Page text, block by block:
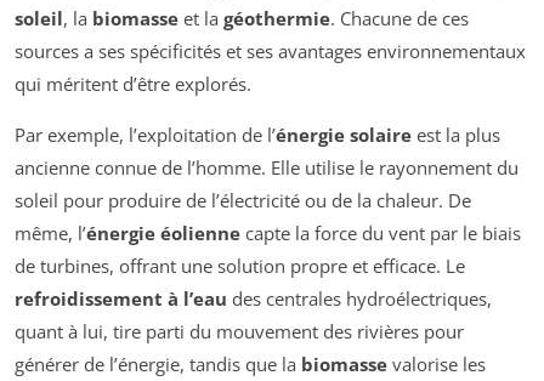
soleil, la biomasse et la géothermie. Chacune de ces
sources a ses spécificités et ses avantages environnementaux
qui méritent d’être explorés.
Par exemple, l’exploitation de l’énergie solaire est la plus
ancienne connue de l’homme. Elle utilise le rayonnement du
soleil pour produire de l’électricité ou de la chaleur. De
même, l’énergie éolienne capte la force du vent par le biais
de turbines, offrant une solution propre et efficace. Le
refroidissement à l’eau des centrales hydroélectriques,
quant à lui, tire parti du mouvement des rivières pour
générer de l’énergie, tandis que la biomasse valorise les